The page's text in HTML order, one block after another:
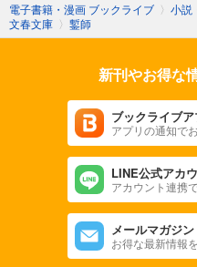
電子書籍・漫画 ブックライブ 〉 小説
文春文庫 〉 鏨師
新刊やお得な
ブックライブア
アプリの通知で
LINE公式アカ
アカウント連携
メールマガジン
お得な最新情報